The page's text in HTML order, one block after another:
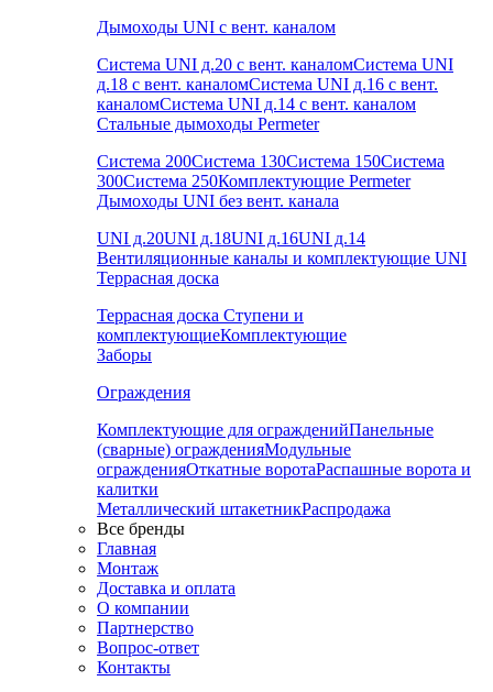
Дымоходы UNI с вент. каналом
Система UNI д.20 с вент. каналомСистема UNI
д.18 с вент. каналомСистема UNI д.16 с вент.
каналомСистема UNI д.14 с вент. каналом
Стальные дымоходы Permeter
Система 200Система 130Система 150Система
300Система 250Комплектующие Permeter
Дымоходы UNI без вент. канала
UNI д.20UNI д.18UNI д.16UNI д.14
Вентиляционные каналы и комплектующие UNI
Террасная доска
Террасная доска Ступени и
комплектующиеКомплектующие
Заборы
Ограждения
Комплектующие для огражденийПанельные
(сварные) огражденияМодульные
огражденияОткатные воротаРаспашные ворота и
калитки
Металлический штакетникРаспродажа
Все бренды
Главная
Монтаж
Доставка и оплата
О компании
Партнерство
Вопрос-ответ
Контакты